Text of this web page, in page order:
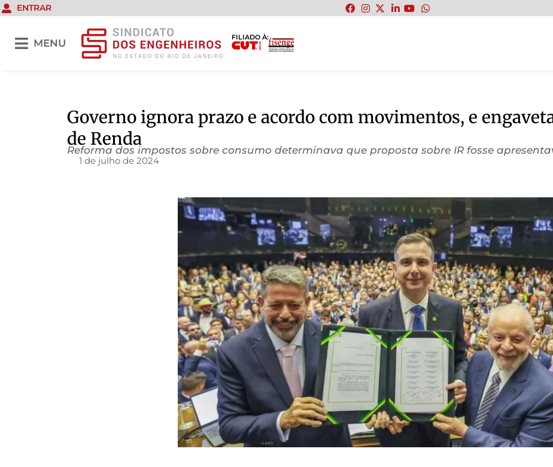
ENTRAR
MENU
FILIADO À:
Governo ignora prazo e acordo com movimentos, e
de Renda
Reforma dos impostos sobre consumo determinava que proposta sobre IR fosse
1 de julho de 2024